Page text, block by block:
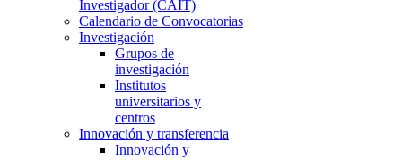
Investigador (CAIT)
Calendario de Convocatorias
Investigación
Grupos de
investigación
Institutos
universitarios y
centros
Innovación y transferencia
Innovación y